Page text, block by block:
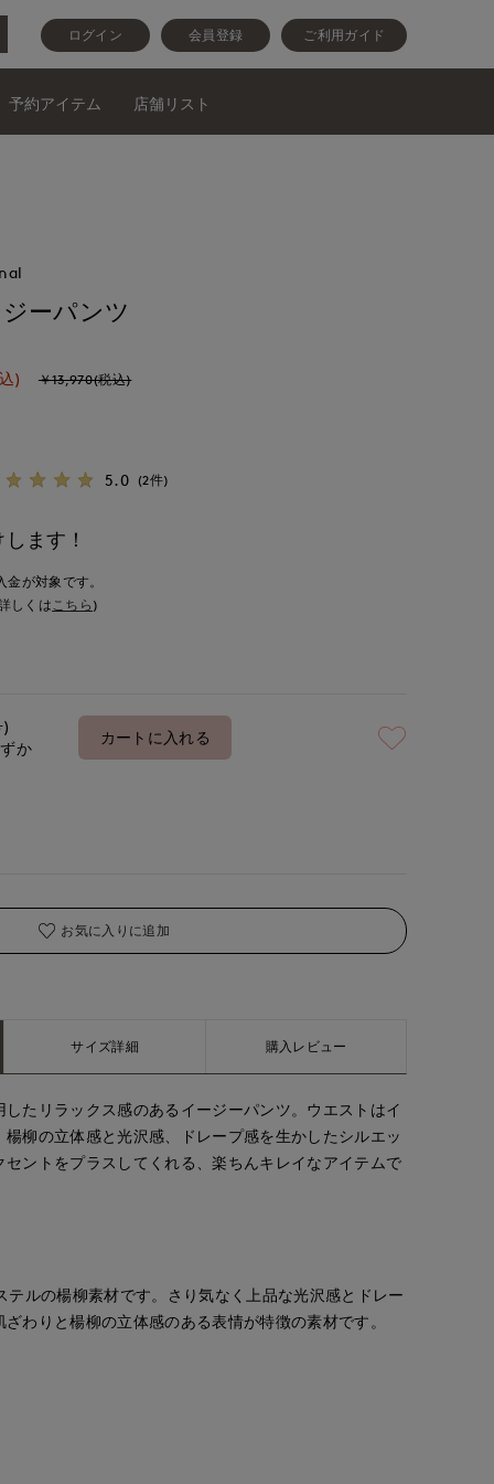
ログイン 会員登録 ご利用ガイド
予約アイテム 店舗リスト
ーパンツ
) ￥13,970(税込)
5.0 (2件)
ます！
が対象です。
しくはこちら )
か
カートに入れる
お気に入りに追加
サイズ詳細 購入レビュー
たリラックス感のあるイージーパンツ。ウエストはイ
柳の立体感と光沢感、ドレープ感を生かしたシルエッ
セントをプラスしてくれる、楽ちんキレイなアイテムで
テルの楊柳素材です。さり気なく上品な光沢感とドレー
わりと楊柳の立体感のある表情が特徴の素材です。